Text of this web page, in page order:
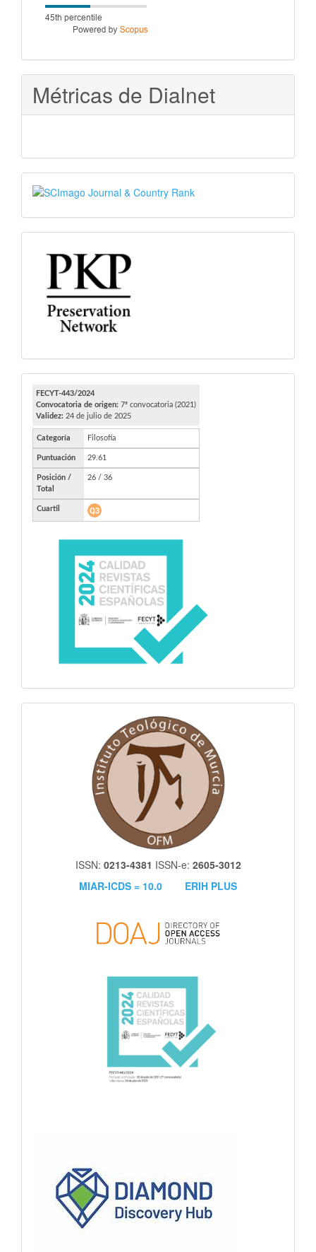
Métricas de Dialnet
SJR
PKP
FECYT
ISSN: 0213-4381 ISSN-e: 2605-3012
MIAR-ICDS = 10.0
ERIH PLUS